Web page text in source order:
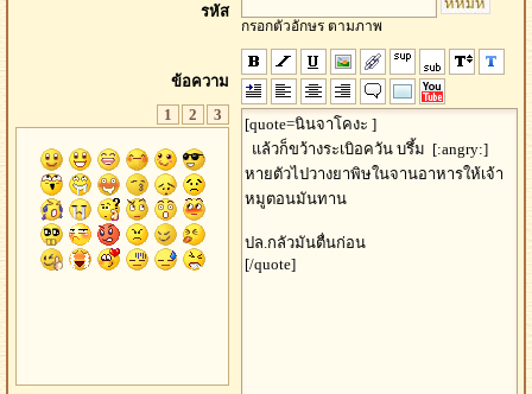
รหัส
กรอกตัวอักษร ตามภาพ
ข้อความ
1
2 3